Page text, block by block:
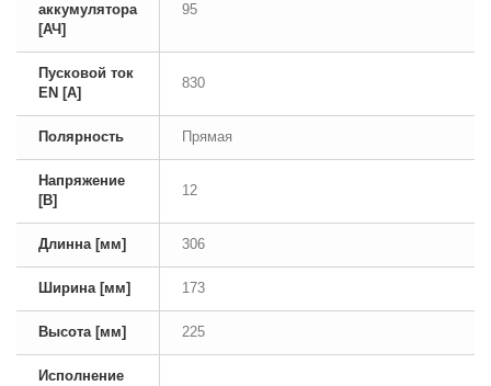
аккумулятора
[АЧ]
95
Пусковой ток
EN [А]
830
Полярность Прямая
Напряжение
[В]
12
Длинна [мм] 306
Ширина [мм] 173
Высота [мм] 225
Исполнение